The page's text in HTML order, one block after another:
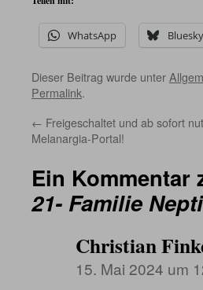
WhatsApp Bluesky
Dieser Beitrag wurde unter
Permalink.
← Freigeschaltet und ab sofort
Melanargia-Portal!
Ein Kommentar
21- Familie
Christian
15. Mai 2024 um